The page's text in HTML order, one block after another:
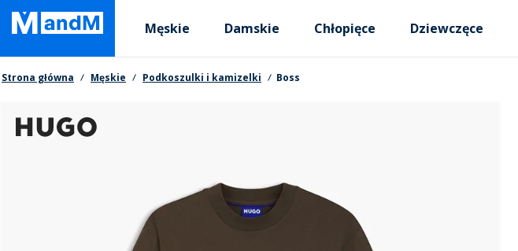
Skip
main
content
Primary departments
Męskie Damskie Chłopięce Dziewczęce
Nawigacja okruszkowa
Strona główna Męskie Podkoszulki i kamizelki Boss